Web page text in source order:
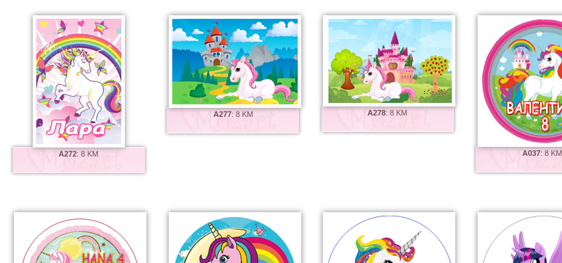
A272:8 KM
A277: 8 KM A278:8 KM
A037: 8 KM